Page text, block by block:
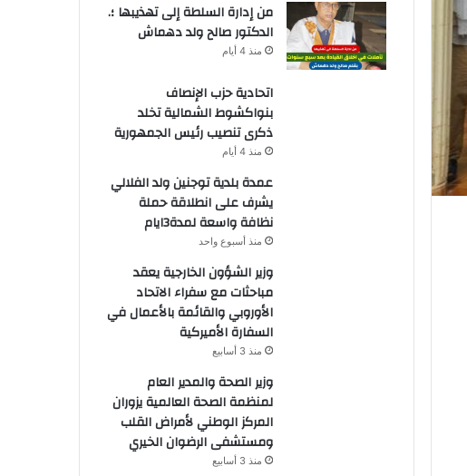
من إدارة السلطة إلى تهذيبها ؛.
الدكتور صالح ولد دهماش
منذ 4 أيام
اتحادية حزب الإنصاف
بنواكشوط الشمالية تخلد
ذكرى تنصيب رئيس الجمهورية
منذ 4 أيام
عمدة بلدية توجنين ولد الفلالي
يشرف على انطلاقة حملة
نظافة واسعة لمدة3ايام
منذ أسبوع واحد
وزير الشؤون الخارجية يعقد
مباحثات مع سفراء الاتحاد
الأوروبي والقائمة بالأعمال في
السفارة الأميركية
منذ 3 أسابيع
وزير الصحة والمدير العام
لمنظمة الصحة العالمية يزوران
المركز الوطني لأمراض القلب
ومستشفى الرضوان الخيري
منذ 3 أسابيع